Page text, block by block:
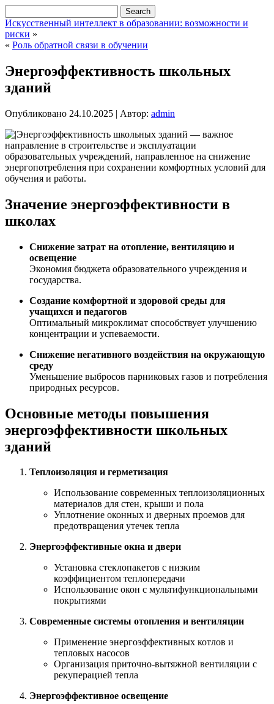
Искусственный интеллект в образовании: возможности и
риски »
« Роль обратной связи в обучении
Энергоэффективность школьных
зданий
Опубликовано 24.10.2025 | Автор: admin
Энергоэффективность школьных зданий — важное
направление в строительстве и эксплуатации
образовательных учреждений, направленное на снижение
энергопотребления при сохранении комфортных условий для
обучения и работы.
Значение энергоэффективности в
школах
Снижение затрат на отопление, вентиляцию и
освещение
Экономия бюджета образовательного учреждения и
государства.
Создание комфортной и здоровой среды для
учащихся и педагогов
Оптимальный микроклимат способствует улучшению
концентрации и успеваемости.
Снижение негативного воздействия на окружающую
среду
Уменьшение выбросов парниковых газов и потребления
природных ресурсов.
Основные методы повышения
энергоэффективности школьных
зданий
Теплоизоляция и герметизация
Использование современных теплоизоляционных
материалов для стен, крыши и пола
Уплотнение оконных и дверных проемов для
предотвращения утечек тепла
Энергоэффективные окна и двери
Установка стеклопакетов с низким
коэффициентом теплопередачи
Использование окон с мультифункциональными
покрытиями
Современные системы отопления и вентиляции
Применение энергоэффективных котлов и
тепловых насосов
Организация приточно-вытяжной вентиляции с
рекуперацией тепла
Энергоэффективное освещение